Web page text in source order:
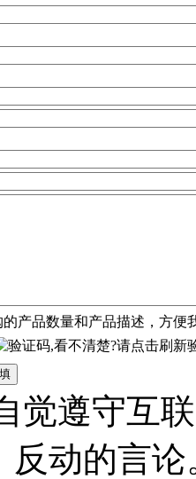
的产品数量和产品描述，方便
觉遵守互
反动的言论